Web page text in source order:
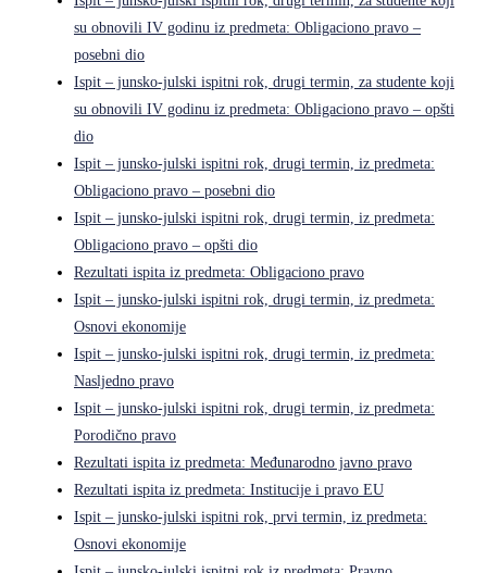
su obnovili IV godinu iz predmeta: Obligaciono pravo –
posebni dio
Ispit – junsko-julski ispitni rok, drugi termin, za studente koji
su obnovili IV godinu iz predmeta: Obligaciono pravo – opšti
dio
Ispit – junsko-julski ispitni rok, drugi termin, iz predmeta:
Obligaciono pravo – posebni dio
Ispit – junsko-julski ispitni rok, drugi termin, iz predmeta:
Obligaciono pravo – opšti dio
Rezultati ispita iz predmeta: Obligaciono pravo
Ispit – junsko-julski ispitni rok, drugi termin, iz predmeta:
Osnovi ekonomije
Ispit – junsko-julski ispitni rok, drugi termin, iz predmeta:
Nasljedno pravo
Ispit – junsko-julski ispitni rok, drugi termin, iz predmeta:
Porodično pravo
Rezultati ispita iz predmeta: Međunarodno javno pravo
Rezultati ispita iz predmeta: Institucije i pravo EU
Ispit – junsko-julski ispitni rok, prvi termin, iz predmeta:
Osnovi ekonomije